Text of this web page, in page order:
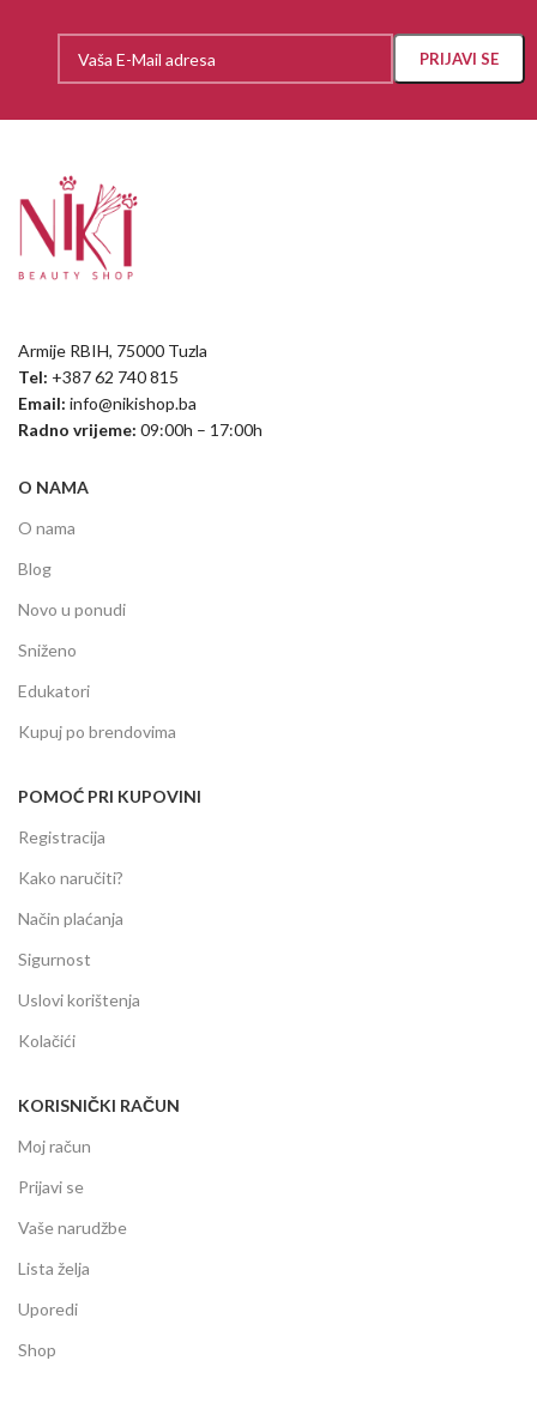
Armije RBIH, 75000 Tuzla
Tel: +387 62 740 815
Email: info@nikishop.ba
Radno vrijeme: 09:00h – 17:00h
O NAMA
O nama
Blog
Novo u ponudi
Sniženo
Edukatori
Kupuj po brendovima
POMOĆ PRI KUPOVINI
Registracija
Kako naručiti?
Način plaćanja
Sigurnost
Uslovi korištenja
Kolačići
KORISNIČKI RAČUN
Moj račun
Prijavi se
Vaše narudžbe
Lista želja
Uporedi
Shop